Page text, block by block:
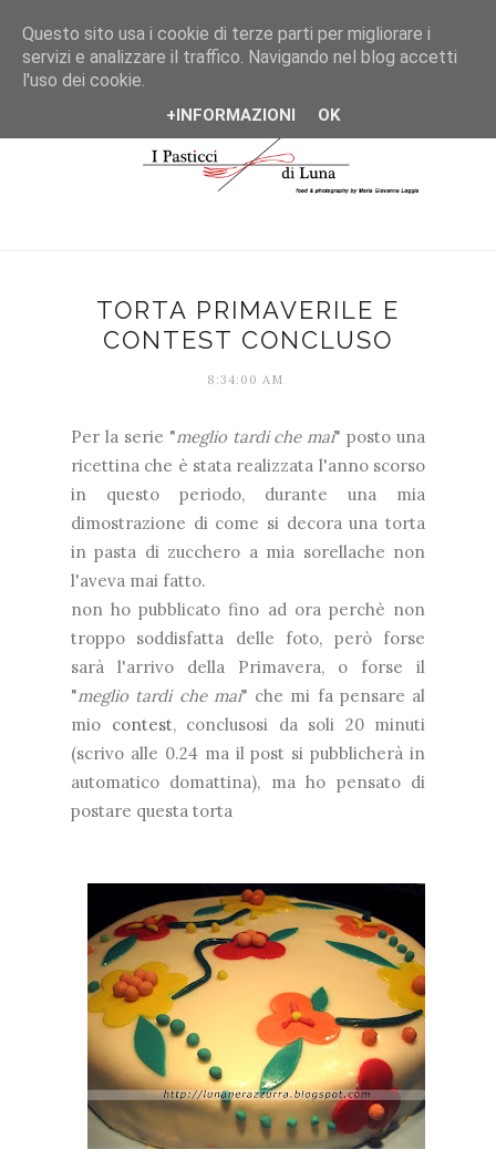
TORTA PRIMAVERILE E
CONTEST CONCLUSO
8:34:00 AM
Per la serie "meglio tardi che mai" posto una
ricettina che è stata realizzata l'anno scorso
in questo periodo, durante una mia
dimostrazione di come si decora una torta
in pasta di zucchero a mia sorellache non
l'aveva mai fatto.
non ho pubblicato fino ad ora perchè non
troppo soddisfatta delle foto, però forse
sarà l'arrivo della Primavera, o forse il
"meglio tardi che mai" che mi fa pensare al
mio contest, conclusosi da soli 20 minuti
(scrivo alle 0.24 ma il post si pubblicherà in
automatico domattina), ma ho pensato di
postare questa torta
Questo sito usa i cookie di terze parti per migliorare i
servizi e analizzare il traffico. Navigando nel blog accetti
l'uso dei cookie.
+INFORMAZIONI OK